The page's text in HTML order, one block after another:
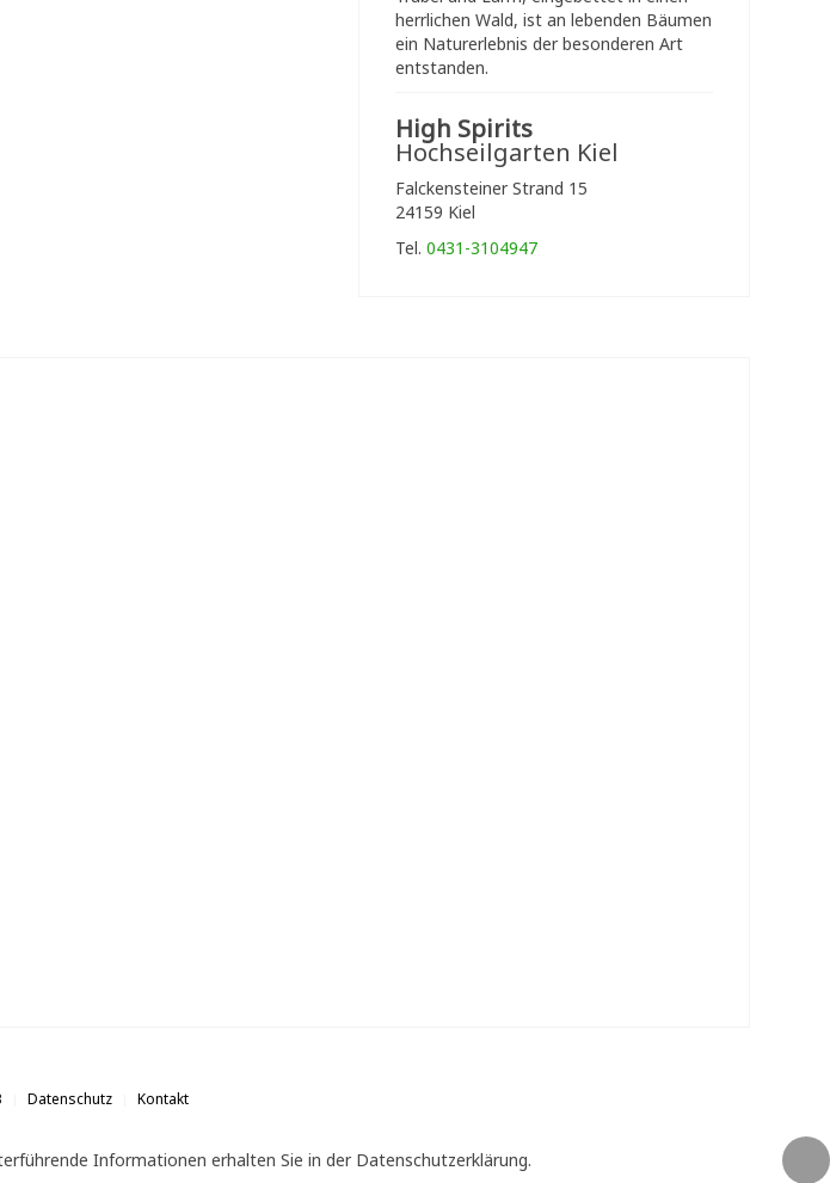
herrlichen Wald, ist an lebenden Bäumen
ein Naturerlebnis der besonderen Art
entstanden.
High Spirits
Hochseilgarten Kiel
Falckensteiner Strand 15
24159 Kiel
Tel. 0431-3104947
Datenschutz Kontakt
Informationen erhalten Sie in der Datenschutzerklärung.